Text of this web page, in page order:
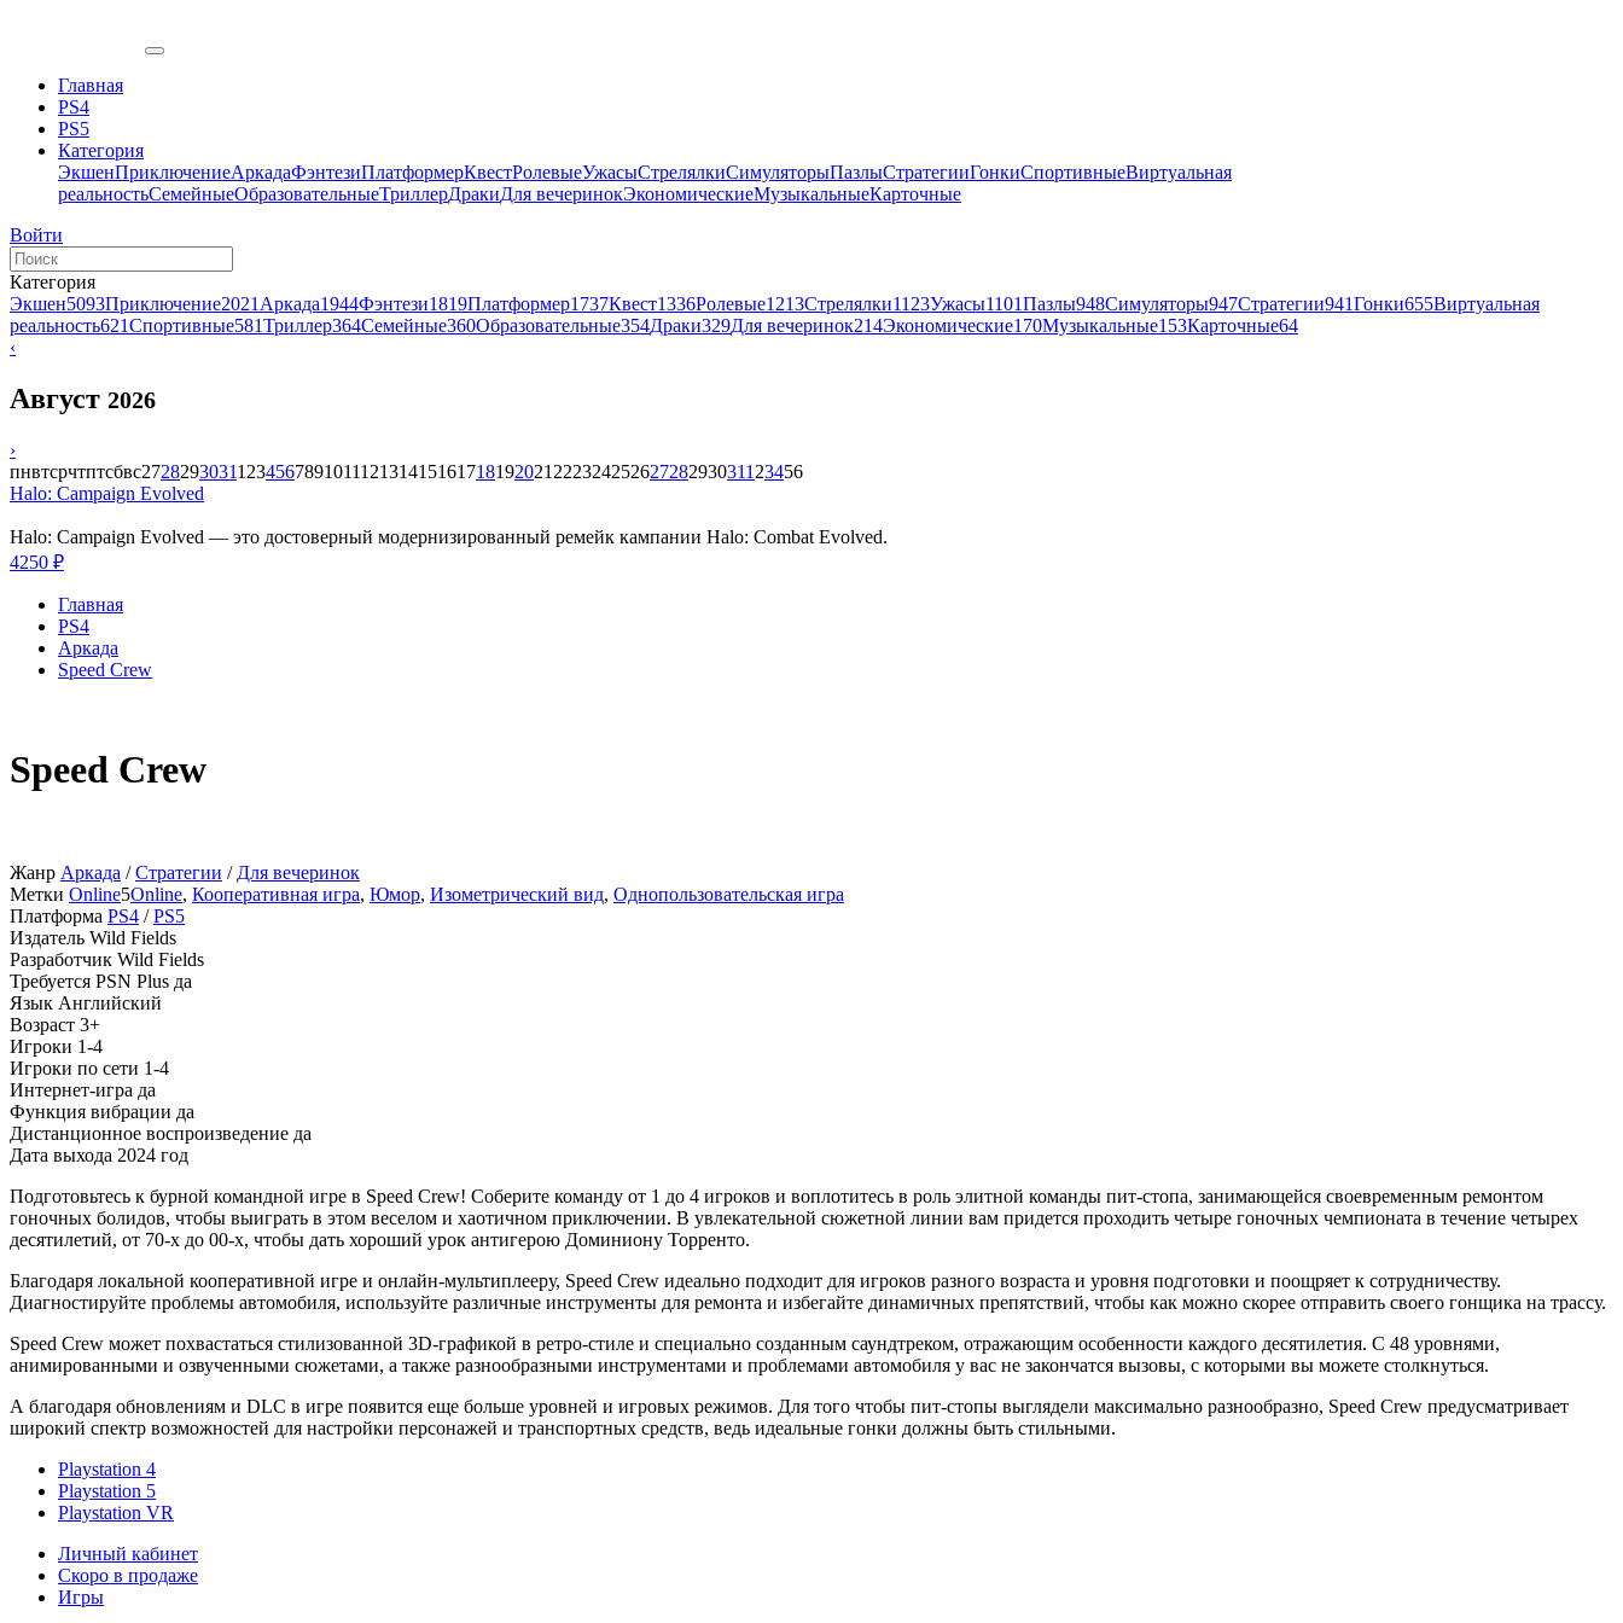
Главная
PS4
PS5
Категория
ЭкшенПриключениеАркадаФэнтезиПлатформерКвестРолевыеУжасыСтрелялкиСимуляторыПазлыСтратегииГонкиСпортивныеВиртуальная
реальностьСемейныеОбразовательныеТриллерДракиДля вечеринокЭкономическиеМузыкальныеКарточные
Войти
Категория
Экшен5093Приключение2021 Аркада1944Фэнтези1819Платформер1737Квест1336Ролевые1213Стрелялки1123Ужасы1101Пазлы948Симуляторы947Стратегии941Гонки655Виртуальная
реальность621Спортивные581Триллер364Семейные360Образовательные354Драки329Для вечеринок214Экономические170Музыкальные153Карточные64
‹
Август 2026
›
пнвтсрчтптсбвс27282930311 23456789101112131415161718192021 222324252627282930311 23456
Halo: Campaign Evolved
Halo: Campaign Evolved — это достоверный модернизированный ремейк кампании Halo: Combat Evolved.
4250 ₽
Главная
PS4
Аркада
Speed Crew
Speed Crew
Жанр Аркада /Стратегии / Для вечеринок
Метки Online5Online, Кооперативная игра, Юмор, Изометрический вид, Однопользовательская игра
Платформа PS4 /PS5
Издатель Wild Fields
Разработчик Wild Fields
Требуется PSN Plus да
Язык Английский
Возраст 3+
Игроки 1-4
Игроки по сети 1-4
Интернет-игра да
Функция вибрации да
Дистанционное воспроизведение да
Дата выхода 2024 год
Подготовьтесь к бурной командной игре в Speed Crew! Соберите команду от 1 до 4 игроков и воплотитесь в роль элитной команды пит-стопа, занимающейся своевременным ремонтом
гоночных болидов, чтобы выиграть в этом веселом и хаотичном приключении. В увлекательной сюжетной линии вам придется проходить четыре гоночных чемпионата в течение четырех
десятилетий, от 70-х до 00-х, чтобы дать хороший урок антигерою Доминиону Торренто.
Благодаря локальной кооперативной игре и онлайн-мультиплееру, Speed Crew идеально подходит для игроков разного возраста и уровня подготовки и поощряет к сотрудничеству.
Диагностируйте проблемы автомобиля, используйте различные инструменты для ремонта и избегайте динамичных препятствий, чтобы как можно скорее отправить своего гонщика на трассу.
Speed Crew может похвастаться стилизованной 3D-графикой в ретро-стиле и специально созданным саундтреком, отражающим особенности каждого десятилетия. С 48 уровнями,
анимированными и озвученными сюжетами, а также разнообразными инструментами и проблемами автомобиля у вас не закончатся вызовы, с которыми вы можете столкнуться.
А благодаря обновлениям и DLC в игре появится еще больше уровней и игровых режимов. Для того чтобы пит-стопы выглядели максимально разнообразно, Speed Crew предусматривает
широкий спектр возможностей для настройки персонажей и транспортных средств, ведь идеальные гонки должны быть стильными.
Playstation 4
Playstation 5
Playstation VR
Личный кабинет
Скоро в продаже
Игры